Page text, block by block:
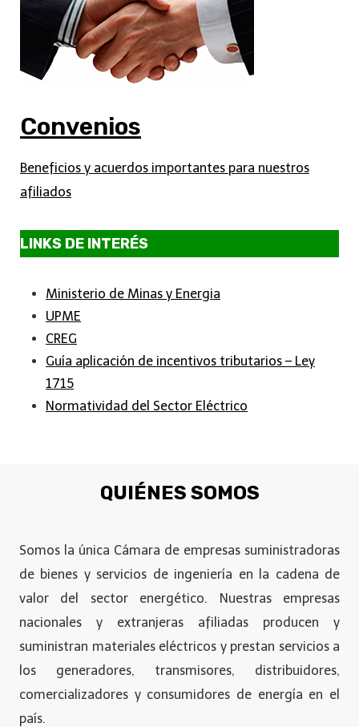
Convenios
Beneficios y acuerdos importantes para nuestros
afiliados
LINKS DE INTERÉS
Ministerio de Minas y Energia
UPME
CREG
Guía aplicación de incentivos tributarios – Ley
1715
Normatividad del Sector Eléctrico
QUIÉNES SOMOS
Somos la única Cámara de empresas suministradoras
de bienes y servicios de ingeniería en la cadena de
valor del sector energético. Nuestras empresas
nacionales y extranjeras afiliadas producen y
suministran materiales eléctricos y prestan servicios a
los generadores, transmisores, distribuidores,
comercializadores y consumidores de energía en el
país.